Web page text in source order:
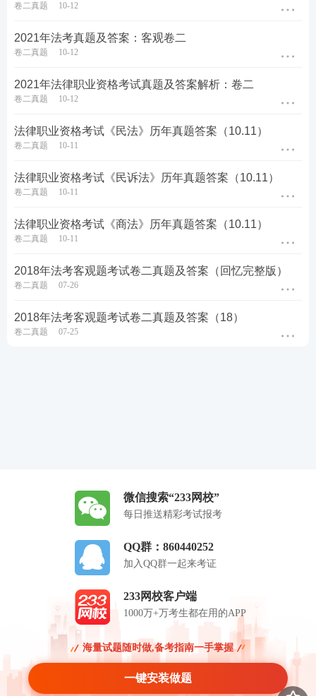
卷二真题 10-12
2021年法考真题及答案：客观卷二
卷二真题 10-12
2021年法律职业资格考试真题及答案解析：卷二
卷二真题 10-12
法律职业资格考试《民法》历年真题答案（10.11）
卷二真题 10-11
法律职业资格考试《民诉法》历年真题答案（10.11）
卷二真题 10-11
法律职业资格考试《商法》历年真题答案（10.11）
卷二真题 10-11
2018年法考客观题考试卷二真题及答案（回忆完整版）
卷二真题 07-26
2018年法考客观题考试卷二真题及答案（18）
卷二真题 07-25
微信搜索“233网校”
每日推送精彩考试报考
QQ群：860440252
加入QQ群一起来考证
233网校客户端
1000万+万考生都在用的APP
海量试题随时做,备考指南一手掌握
一键安装做题